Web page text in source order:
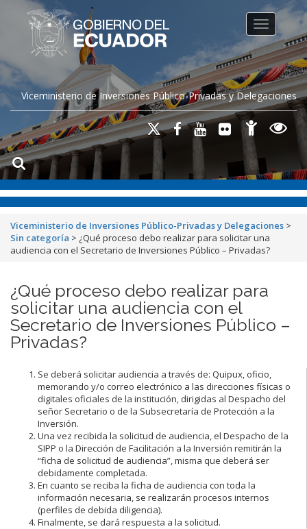
Viceministerio de Inversiones Público-Privadas y Delegaciones
Toggle
Viceministerio de Inversiones Público-Privadas y Delegaciones >
Sin categoría > ¿Qué proceso debo realizar para solicitar una
audiencia con el Secretario de Inversiones Público – Privadas?
¿Qué proceso debo realizar para
solicitar una audiencia con el
Secretario de Inversiones Público –
Privadas?
Se deberá solicitar audiencia a través de: Quipux, oficio,
memorando y/o correo electrónico a las direcciones físicas o
digitales oficiales de la institución, dirigidas al Despacho del
señor Secretario o de la Subsecretaría de Protección a la
Inversión.
Una vez recibida la solicitud de audiencia, el Despacho de la
SIPP o la Dirección de Facilitación a la Inversión remitirán la
“ficha de solicitud de audiencia”, misma que deberá ser
debidamente completada.
En cuanto se reciba la ficha de audiencia con toda la
información necesaria, se realizarán procesos internos
(perfiles de debida diligencia).
Finalmente, se dará respuesta a la solicitud.